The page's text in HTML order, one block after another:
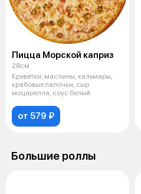
Пицца Морской каприз
28см
Креветки, маслины, кальмары,
крабовые палочки, сыр
моцарелла, соус белый
от 579 ₽
Большие роллы